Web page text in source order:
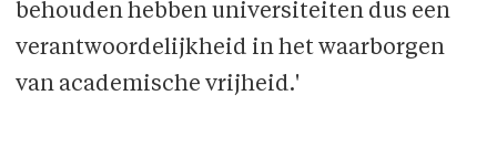
behouden hebben universiteiten dus een
verantwoordelijkheid in het waarborgen
van academische vrijheid.'